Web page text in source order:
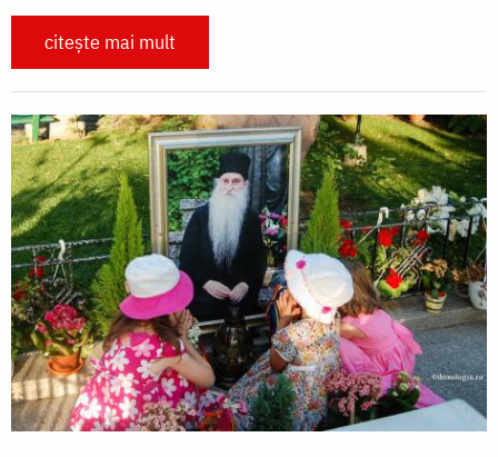
citește mai mult